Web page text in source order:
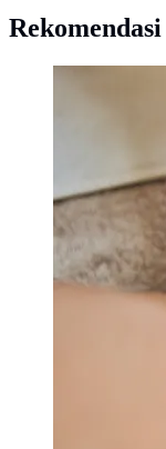
Rekomendasi